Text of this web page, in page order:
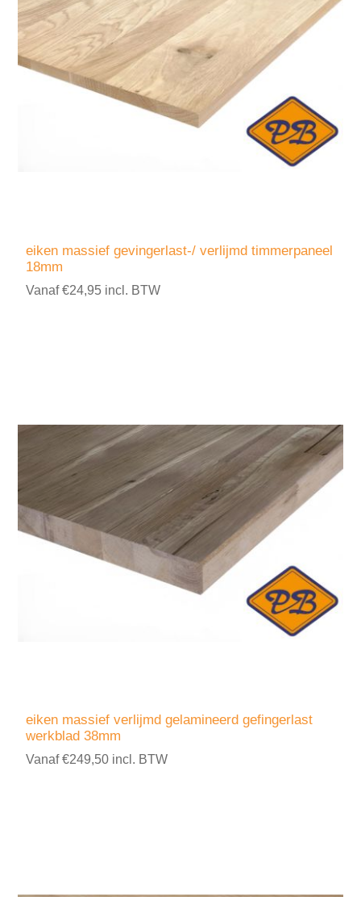
eiken massief gevingerlast-/ verlijmd timmerpaneel
18mm
Vanaf €24,95 incl. BTW
eiken massief verlijmd gelamineerd gefingerlast
werkblad 38mm
Vanaf €249,50 incl. BTW